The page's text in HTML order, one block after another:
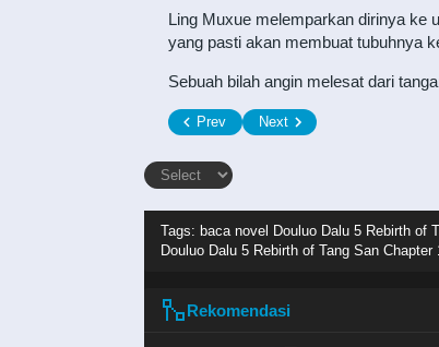
Ling Muxue melemparkan dirinya ke
yang pasti akan membuat tubuhnya
Sebuah bilah angin melesat dari
Prev Next
Tags: baca novel Douluo Dalu 5 Rebirth of
Douluo Dalu 5 Rebirth of Tang San
Rekomendasi